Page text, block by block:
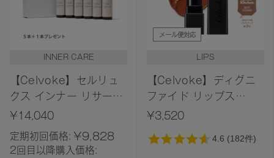
INNER CARE
【Celvoke】セルリュ
クス インナー リサージ
ェンス リキッド 6本入
¥14,040
定期初回価格: ¥9,828
2回目以降購入価格:
メール便対応
LIPS
【Celvoke】ディグニ
ファイド リップス
［04,09,10,14,23］
¥3,520